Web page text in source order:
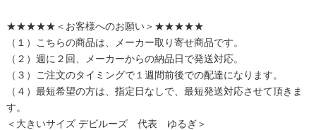
★★★★★＜お客様へのお願い＞★★★★★
（１）こちらの商品は、メーカー取り寄せ商品です。
（２）週に２回、メーカーからの納品日で発送対応。
（３）ご注文のタイミングで１週間前後での配達になります。
（４）最短希望の方は、指定日なしで、最短発送対応させて頂きま
す。
＜大きいサイズ デビルーズ 代表 ゆるぎ＞